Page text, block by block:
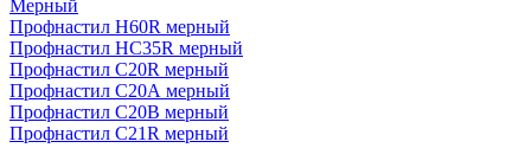
Мерный
Профнастил H60R мерный
Профнастил HC35R мерный
Профнастил С20R мерный
Профнастил С20А мерный
Профнастил С20В мерный
Профнастил С21R мерный